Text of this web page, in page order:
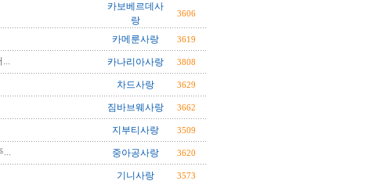
카보베르데사
랑
3606
카메룬사랑 3619
... 카나리아사랑 3808
차드사랑 3629
짐바브웨사랑 3662
지부티사랑 3509
... 중아공사랑 3620
기니사랑 3573